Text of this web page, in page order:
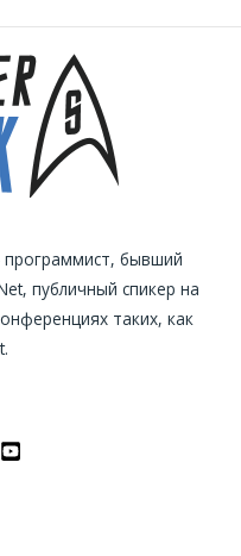
бывший
публичный спикер на
таких, как